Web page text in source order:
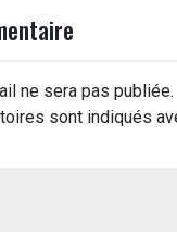
ne sera pas publiée.
sont indiqués